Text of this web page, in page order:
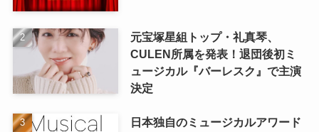
元宝塚星組トップ・礼真琴、
CULEN所属を発表！退団後初ミ
ュージカル『バーレスク』で主演
決定
日本独自のミュージカルアワード